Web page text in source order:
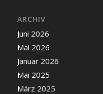
ARCHIV
Juni 2026
Mai 2026
Januar 2026
Mai 2025
März 2025